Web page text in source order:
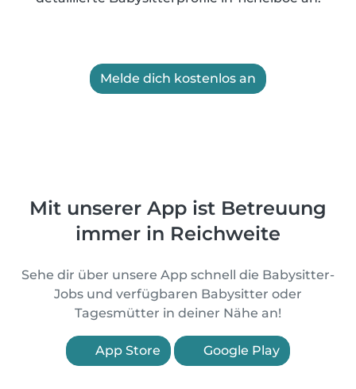
Melde dich kostenlos an
Mit unserer App ist Betreuung
immer in Reichweite
Sehe dir über unsere App schnell die Babysitter-
Jobs und verfügbaren Babysitter oder
Tagesmütter in deiner Nähe an!
App Store Google Play